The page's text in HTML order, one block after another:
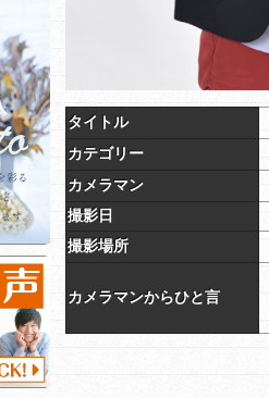
タイトル
カテゴリー
カメラマン
撮影日
撮影場所
カメラマンからひと言